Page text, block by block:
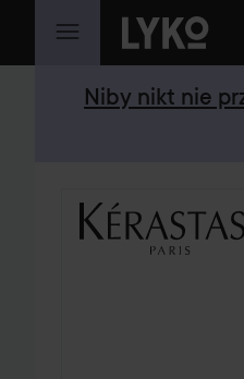
PRZEJDŹ DO TREŚCI
Niby nikt nie
POMIŃ SEKCJĘ